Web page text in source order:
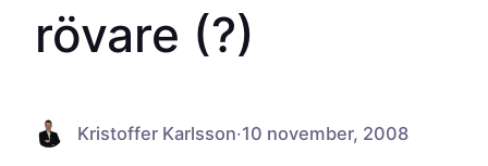
rövare (?)
Kristoffer Karlsson·10 november, 2008